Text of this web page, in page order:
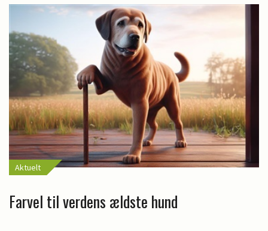
Aktuelt
Farvel til verdens ældste hund